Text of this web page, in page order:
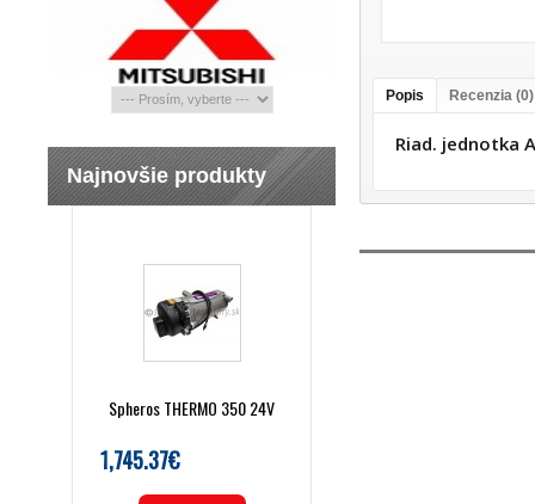
Najnovšie produkty
Spheros THERMO 350 24V
1,745.37€
Popis Recenzia (0)
Riad. jednotka